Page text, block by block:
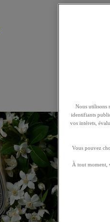
Nous utilisons
identifiants
vos intérets,
Vous pouvez
À tout moment,